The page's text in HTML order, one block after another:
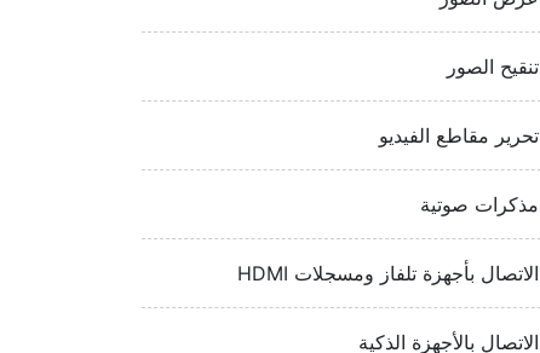
تنقيح الصور
تحرير مقاطع الفيديو
مذكرات صوتية
الاتصال بأجهزة تلفاز ومسجلات HDMI‏
الاتصال بالأجهزة الذكية